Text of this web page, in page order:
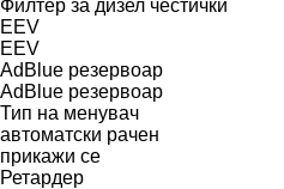
Филтер за дизел честички
EEV
EEV
AdBlue резервоар
AdBlue резервоар
Тип на менувач
автоматски рачен
прикажи се
Ретардер